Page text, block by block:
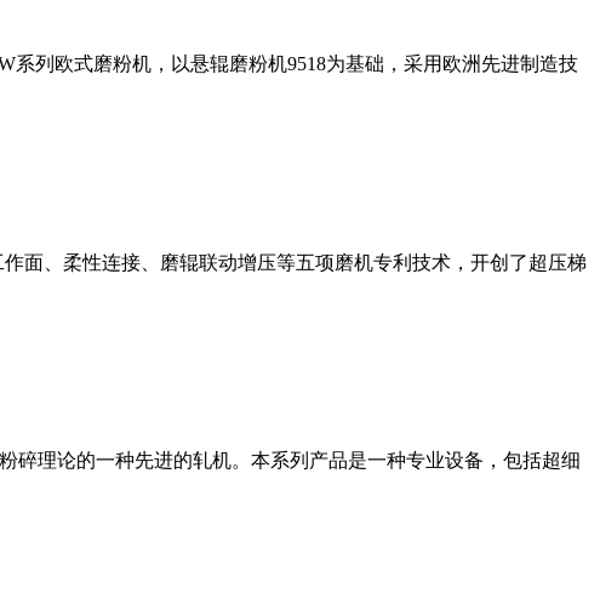
列欧式磨粉机，以悬辊磨粉机9518为基础，采用欧洲先进制造技
面、柔性连接、磨辊联动增压等五项磨机专利技术，开创了超压梯
碎理论的一种先进的轧机。本系列产品是一种专业设备，包括超细